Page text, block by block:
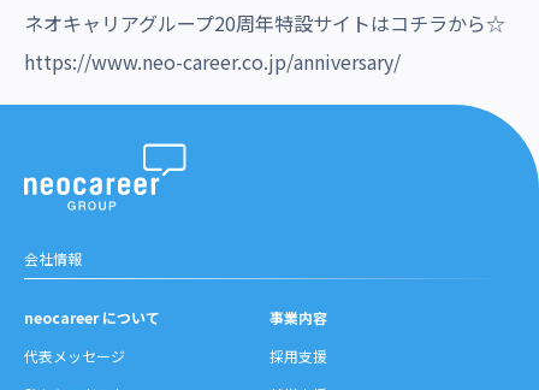
ネオキャリアグループ20周年特設サイトはコチラから☆
https://www.neo-career.co.jp/anniversary/
会社情報
neocareer について
代表メッセージ
事業内容
採用支援